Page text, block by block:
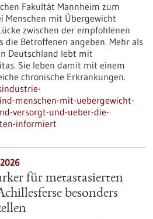
Fakultät Mannheim zum
Menschen mit Übergewicht
zwischen der empfohlenen
die Betroffenen angeben. Mehr als
Deutschland lebt mit
Sie leben damit mit einem
chronische Erkrankungen.
menschen-mit-uebergewicht-
versorgt-und-ueber-die-
informiert
für metastasierten
besonders